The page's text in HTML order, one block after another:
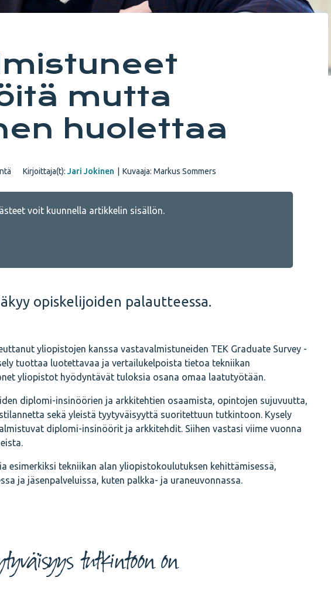
mutta
huolettaa
Kirjoittaja(t): Jari Jokinen Kuvaaja: Markus Sommers
voit kuunnella artikkelin sisällön.
opiskelijoiden palautteessa.
yliopistojen kanssa vastavalmistuneiden TEK Graduate Survey -
tuottaa luotettavaa ja vertailukelpoista tietoa tekniikan
yliopistot hyödyntävät tuloksia osana omaa laatutyötään.
diplomi-insinöörien ja arkkitehtien osaamista, opintojen sujuvuutta,
sekä yleistä tyytyväisyyttä suoritettuun tutkintoon. Kysely
diplomi-insinöörit ja arkkitehdit. Siihen vastasi viime vuonna
esimerkiksi tekniikan alan yliopistokoulutuksen kehittämisessä,
ja jäsenpalveluissa, kuten palkka- ja uraneuvonnassa.
tutkintoon on